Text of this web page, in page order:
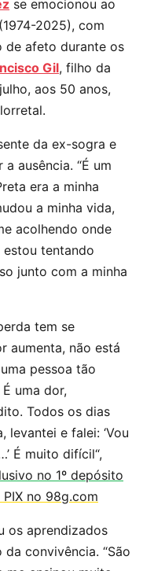
se emocionou ao
2025), com
de afeto durante os
Gil, filho da
aos 50 anos,
da ex-sogra e
ausência. “É um
era a minha
a minha vida,
acolhendo onde
tentando
junto com a minha
tem se
aumenta, não está
pessoa tão
uma dor,
Todos os dias
levantei e falei: ‘Vou
É muito difícil“,
no 1º depósito
no 98g.com
os aprendizados
convivência. “São